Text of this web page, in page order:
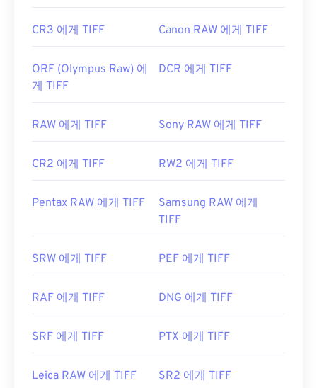
CR3 에게 TIFF Canon RAW 에게 TIFF
ORF (Olympus Raw) 에
게 TIFF
DCR 에게 TIFF
RAW 에게 TIFF Sony RAW 에게 TIFF
CR2 에게 TIFF RW2 에게 TIFF
Pentax RAW 에게 TIFF
Samsung RAW 에게
TIFF
SRW 에게 TIFF PEF 에게 TIFF
RAF 에게 TIFF DNG 에게 TIFF
SRF 에게 TIFF PTX 에게 TIFF
Leica RAW 에게 TIFF SR2 에게 TIFF